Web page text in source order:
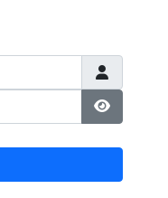
Afficher